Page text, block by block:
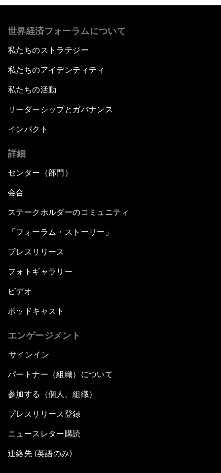
世界経済フォーラムについて
私たちのストラテジー
私たちのアイデンティティ
私たちの活動
リーダーシップとガバナンス
インパクト
詳細
センター（部門）
会合
ステークホルダーのコミュニティ
「フォーラム・ストーリー」
プレスリリース
フォトギャラリー
ビデオ
ポッドキャスト
エンゲージメント
サインイン
パートナー（組織）について
参加する（個人、組織）
プレスリリース登録
ニュースレター購読
連絡先 (英語のみ)